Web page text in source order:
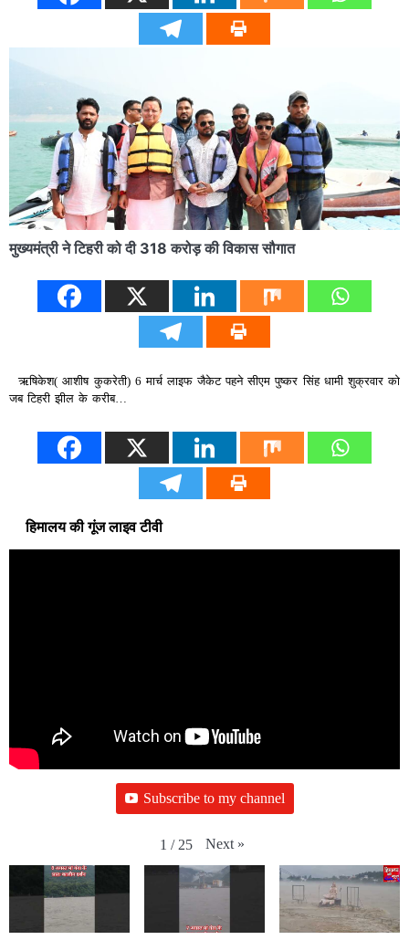
मुख्यमंत्री ने टिहरी को दी 318 करोड़ की विकास सौगात
ऋषिकेश( आशीष कुकरेती) 6 मार्च लाइफ जैकेट पहने सीएम पुष्कर सिंह धामी शुक्रवार को
जब टिहरी झील के करीब…
हिमालय की गूंज लाइव टीवी
Subscribe to my channel
1 / 25 Next »